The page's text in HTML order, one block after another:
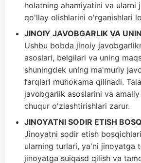
holatning ahamiyatini va ularni
qo'llay olishlarini o'rganishlari
JINOIY JAVOBGARLIK VA
Ushbu bobda jinoiy
asoslari, belgilari va uning
shuningdek uning ma'muriy
farqlari muhokama qilinadi.
javobgarlik asoslarini va
chuqur o'zlashtirishlari zarur.
JINOYATNI SODIR ETISH
Jinoyatni sodir etish
ularning turlari, ya'ni jinoyatga
jinoyatga suiqasd qilish va